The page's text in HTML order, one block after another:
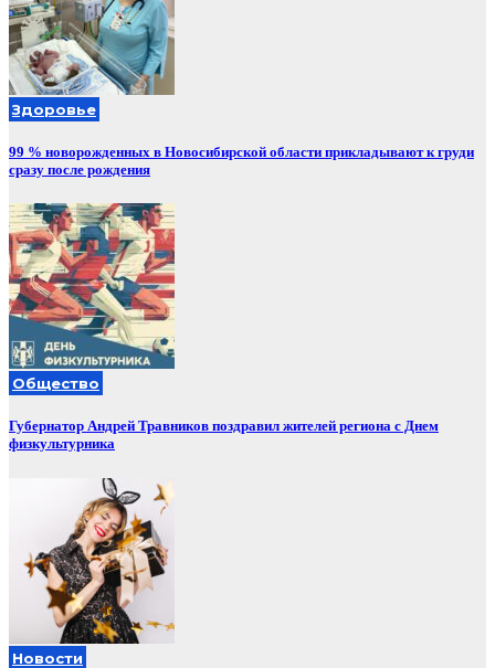
Здоровье
99 % новорожденных в Новосибирской области прикладывают к груди
сразу после рождения
Общество
Губернатор Андрей Травников поздравил жителей региона с Днем
физкультурника
Новости